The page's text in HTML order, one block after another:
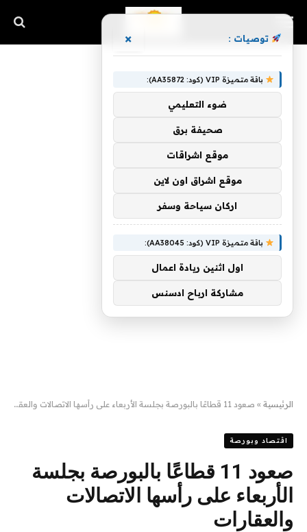
الرئيسية » صعود 11 قطاعًا بالبورصة بجلسة الأربعاء على رأسها الاتصالات والعقارات
اقتصاد وبورصة
صعود 11 قطاعًا بالبورصة بجلسة
الأربعاء على رأسها الاتصالات
والعقارات
توصيات : ×
باقة متميزة VIP (كود: AA35872):
ضوء التعليمي
صحيفة برق
موقع اشراقات
موقع اشراق اون لاين
اركان سياحة وسفر
باقة متميزة VIP (كود: AA38045):
اول اثنين ريادة اعمال
مشاركة ارباح ادسنس